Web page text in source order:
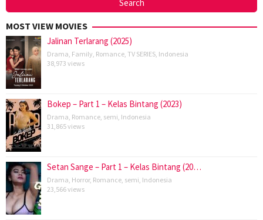
MOST VIEW MOVIES
Jalinan Terlarang (2025)
Drama Family Romance TV SERIES Indonesia
38,973 views
Bokep – Part 1 – Kelas Bintang (2023)
Drama Romance semi Indonesia
31,865 views
Setan Sange – Part 1 – Kelas Bintang (20…
Drama Horror, Romance semi Indonesia
23,566 views